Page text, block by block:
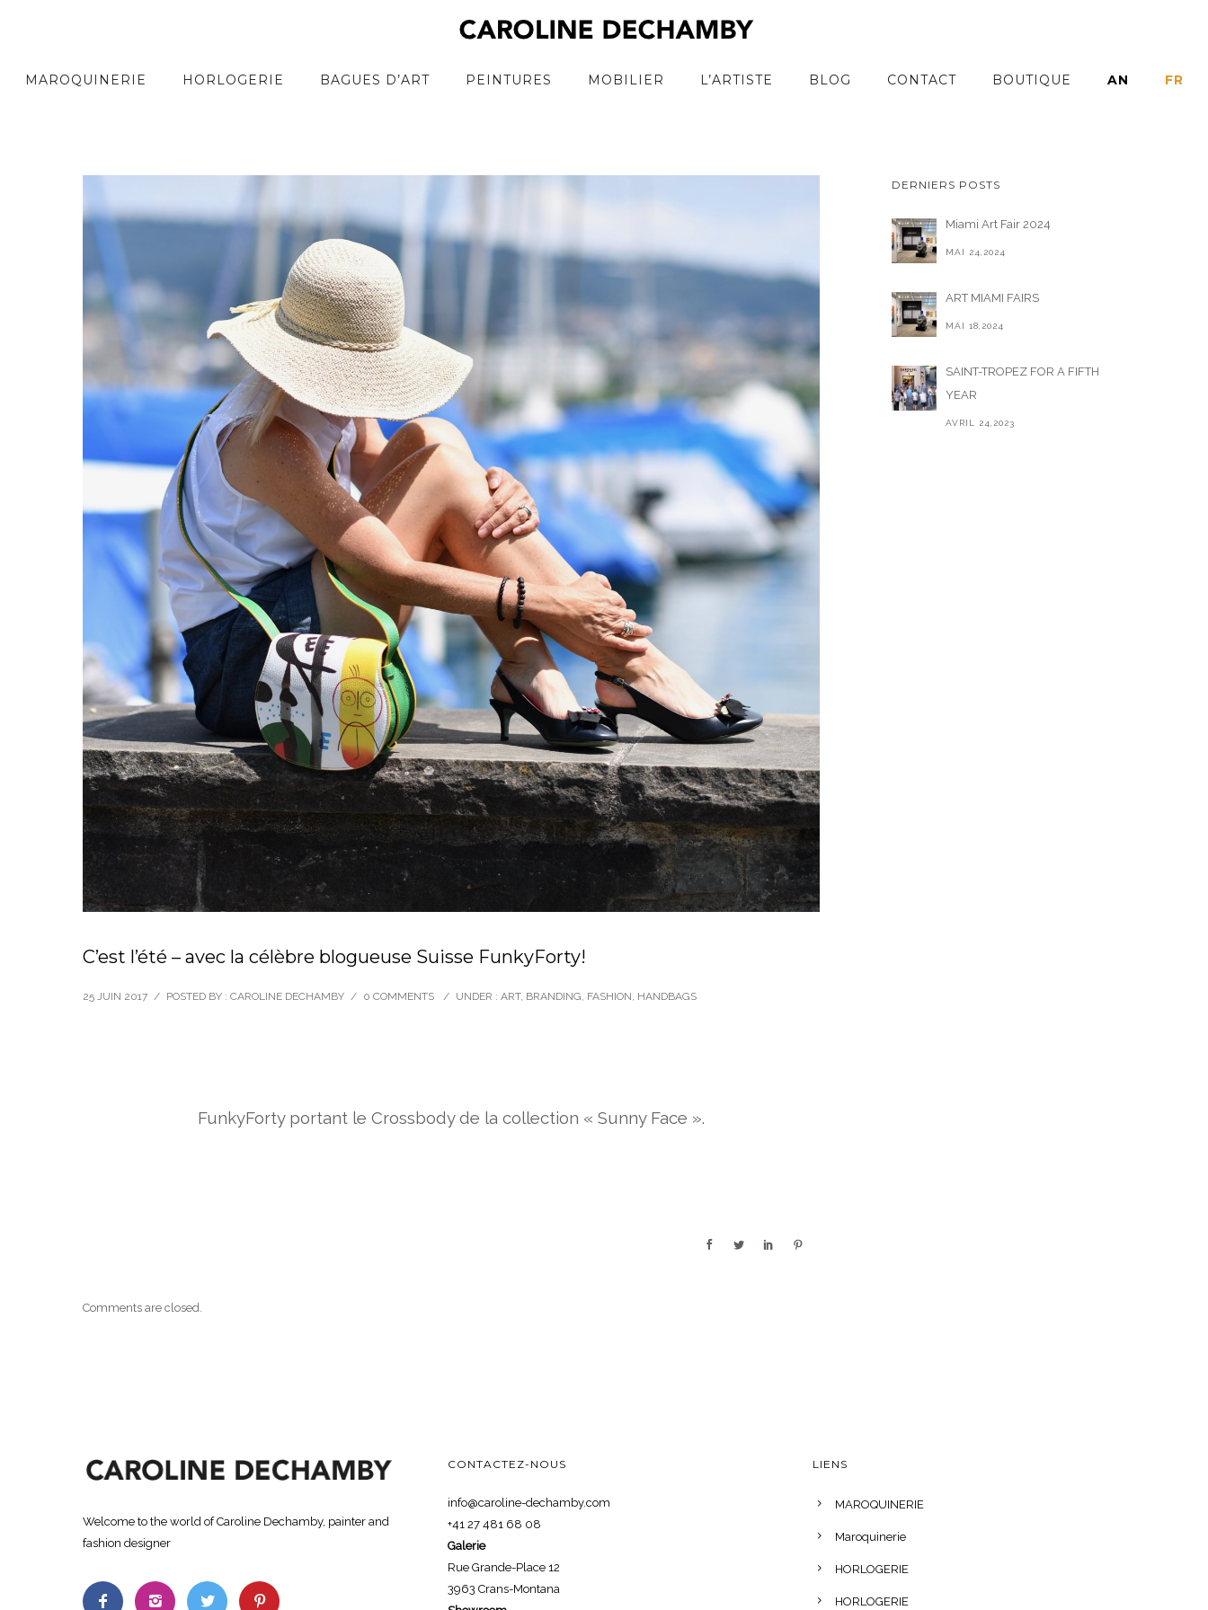
MAROQUINERIE HORLOGERIE BAGUES D’ART PEINTURES MOBILIER L’ARTISTE BLOG CONTACT BOUTIQUE AN FR
C’est l’été – avec la célèbre blogueuse Suisse FunkyForty!
25 JUIN 2017 / POSTED BY : CAROLINE DECHAMBY / 0 COMMENTS / UNDER : ART, BRANDING, FASHION, HANDBAGS
FunkyForty portant le Crossbody de la collection « Sunny Face ».
Comments are closed.
DERNIERS POSTS
Miami Art Fair 2024
MAI 24,2024
ART MIAMI FAIRS
MAI 18,2024
SAINT-TROPEZ FOR A FIFTH
YEAR
AVRIL 24,2023
Welcome to the world of Caroline Dechamby, painter and
fashion designer
CONTACTEZ-NOUS
info@caroline-dechamby.com
+41 27 481 68 08
Galerie
Rue Grande-Place 12
3963 Crans-Montana
LIENS
MAROQUINERIE
Maroquinerie
HORLOGERIE
HORLOGERIE